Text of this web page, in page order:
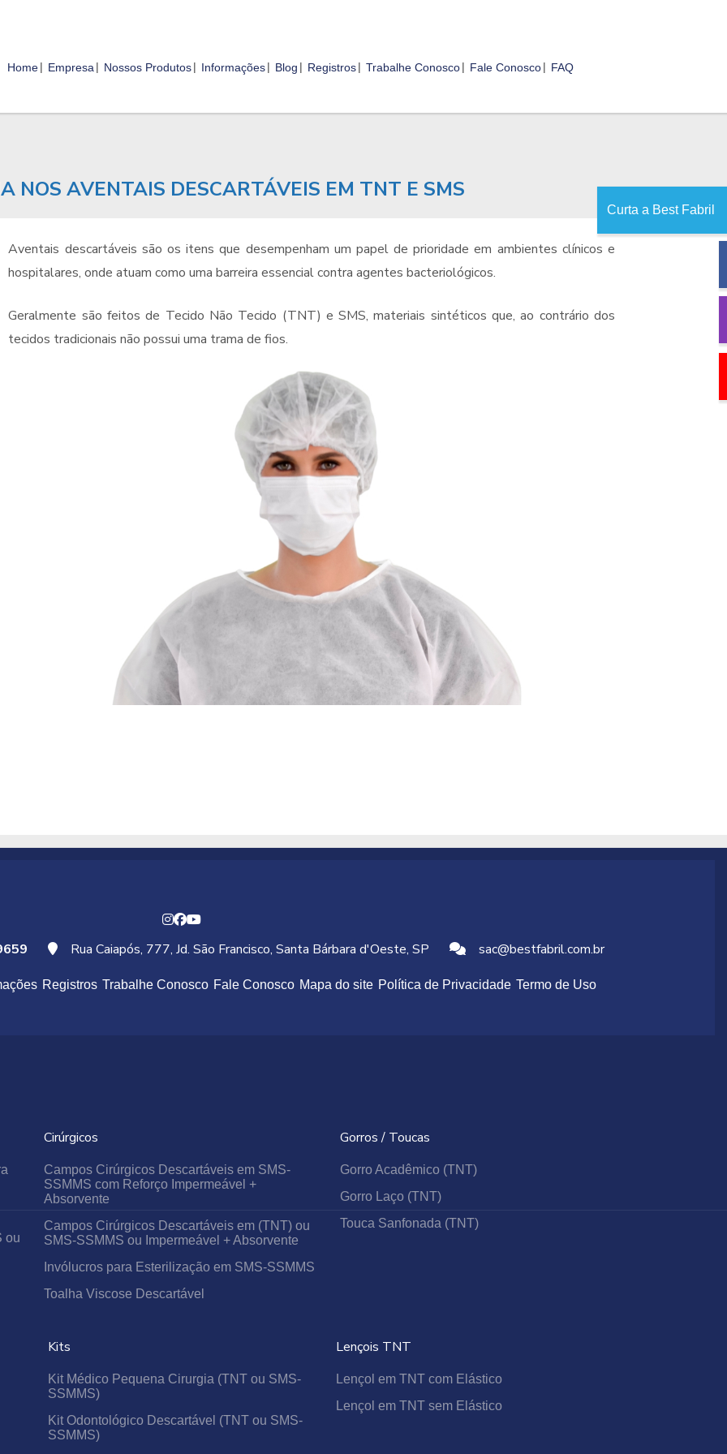
Home Empresa Nossos Produtos Informações Blog Registros Trabalhe Conosco Fale Conosco FAQ
NOS AVENTAIS DESCARTÁVEIS EM TNT E SMS
Aventais descartáveis são os itens que desempenham um papel de prioridade em ambientes clínicos e
hospitalares, onde atuam como uma barreira essencial contra agentes bacteriológicos.
Geralmente são feitos de Tecido Não Tecido (TNT) e SMS, materiais sintéticos que, ao contrário dos
tecidos tradicionais não possui uma trama de fios.
um ambiente mais seguro.
O TNT é um material respirável, proporcionando conforto mesmo durante longos períodos de uso.
Os modelos podem ter manga longa ou curta, elástico nos punhos, tiras e fechamento ajustável,
garantindo leveza e praticidade.
Rua Caiapós, 777, Jd. São Francisco, Santa Bárbara d'Oeste, SP sac@bestfabril.com.br
Registros Trabalhe Conosco Fale Conosco Mapa do site Política de Privacidade Termo de Uso
ou
Cirúrgicos
Campos Cirúrgicos Descartáveis em SMS-
SSMMS com Reforço Impermeável +
Absorvente
Campos Cirúrgicos Descartáveis em (TNT) ou
SMS-SSMMS ou Impermeável + Absorvente
Invólucros para Esterilização em SMS-SSMMS
Toalha Viscose Descartável
Gorros / Toucas
Gorro Acadêmico (TNT)
Gorro Laço (TNT)
Touca Sanfonada (TNT)
Kits
Kit Médico Pequena Cirurgia (TNT ou SMS-
SSMMS)
Kit Odontológico Descartável (TNT ou SMS-
SSMMS)
Lençois TNT
Lençol em TNT com Elástico
Lençol em TNT sem Elástico
Curta a Best Fabril